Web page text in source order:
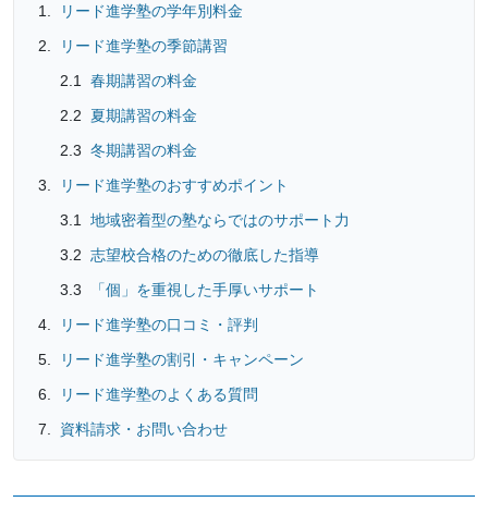
リード進学塾の学年別料金
リード進学塾の季節講習
春期講習の料金
夏期講習の料金
冬期講習の料金
リード進学塾のおすすめポイント
地域密着型の塾ならではのサポート力
志望校合格のための徹底した指導
「個」を重視した手厚いサポート
リード進学塾の口コミ・評判
リード進学塾の割引・キャンペーン
リード進学塾のよくある質問
資料請求・お問い合わせ